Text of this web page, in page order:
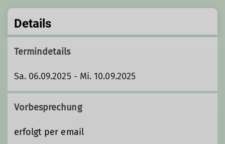
Details
Termindetails
Sa. 06.09.2025 - Mi. 10.09.2025
Vorbesprechung
erfolgt per email